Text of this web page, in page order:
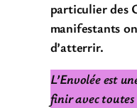
particulier des
manifestants
d’atterrir.
L’Envolée est
finir avec toutes